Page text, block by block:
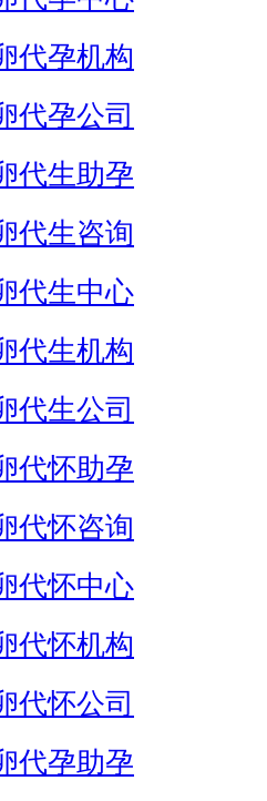
代孕机构
代孕公司
代生助孕
代生咨询
代生中心
代生机构
代生公司
代怀助孕
代怀咨询
代怀中心
代怀机构
代怀公司
代孕助孕